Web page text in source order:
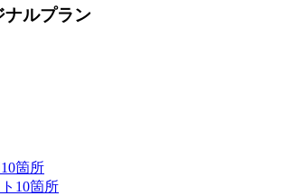
ルプラン
箇所
10箇所